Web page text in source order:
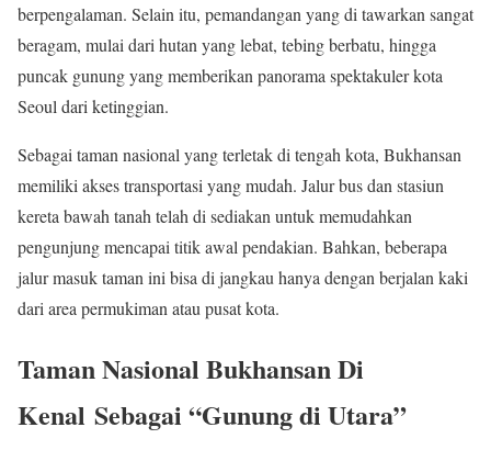
berpengalaman. Selain itu, pemandangan yang di tawarkan sangat
beragam, mulai dari hutan yang lebat, tebing berbatu, hingga
puncak gunung yang memberikan panorama spektakuler kota
Seoul dari ketinggian.
Sebagai taman nasional yang terletak di tengah kota, Bukhansan
memiliki akses transportasi yang mudah. Jalur bus dan stasiun
kereta bawah tanah telah di sediakan untuk memudahkan
pengunjung mencapai titik awal pendakian. Bahkan, beberapa
jalur masuk taman ini bisa di jangkau hanya dengan berjalan kaki
dari area permukiman atau pusat kota.
Taman Nasional Bukhansan Di
Kenal Sebagai “Gunung di Utara”